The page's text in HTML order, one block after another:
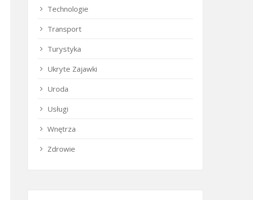
Technologie
Transport
Turystyka
Ukryte Zajawki
Uroda
Usługi
Wnętrza
Zdrowie